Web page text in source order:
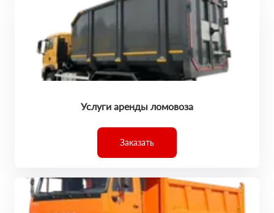
Услуги аренды ломовоза
Заказать